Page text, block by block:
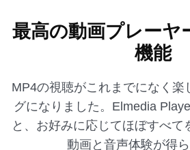
最高の動画プレーヤ
機能
MP4の視聴がこれまでになく楽
グになりました。Elmedia
と、お好みに応じてほぼすべて
動画と音声体験が得ら